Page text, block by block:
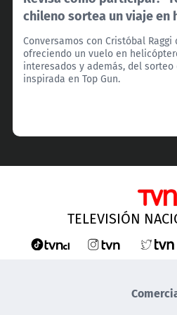
chileno sortea un viaje en
Conversamos con Cristóbal Raggi
ofreciendo un vuelo en
interesados y además, del
inspirada en Top Gun.
TELEVISIÓN